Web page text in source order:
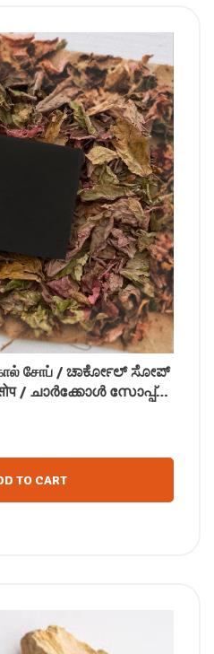
சோப் / ಚಾರ್ಕೋಲ್ ಸೋಪ್
/ ചാർക്കോൾ സോപ്പ്
TO CART